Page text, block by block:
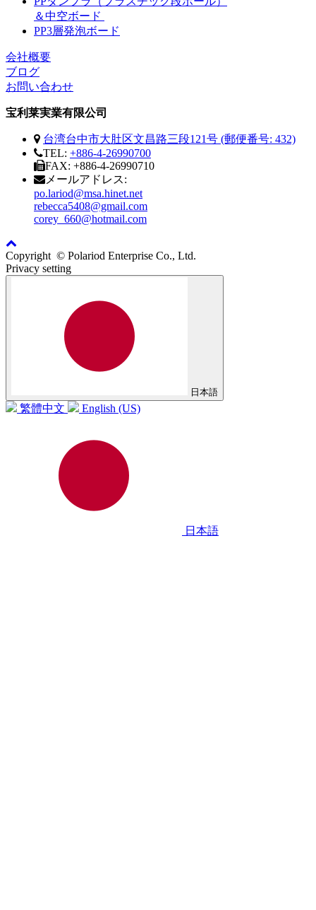
＆中空ボード
PP3層発泡ボード
会社概要
ブログ
お問い合わせ
宝利莱実業有限公司
台湾台中市大肚区文昌路三段121号 (郵便番号: 432)
TEL: +886-4-26990700
FAX: +886-4-26990710
メールアドレス:
po.lariod@msa.hinet.net
rebecca5408@gmail.com
corey_660@hotmail.com
Copyright © Polariod Enterprise Co., Ltd.
Privacy setting
日本語
繁體中文 English (US)
日本語